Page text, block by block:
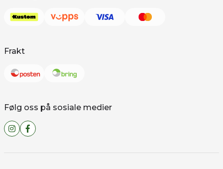
Frakt
Følg oss på sosiale medier